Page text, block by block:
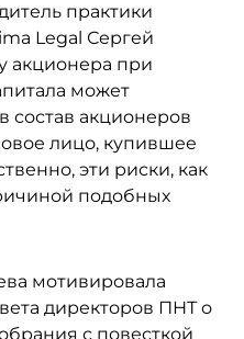
практики
Legal Сергей
акционера при
может
состав акционеров
лицо, купившее
эти риски, как
подобных
мотивировала
директоров ПНТ о
с повесткой